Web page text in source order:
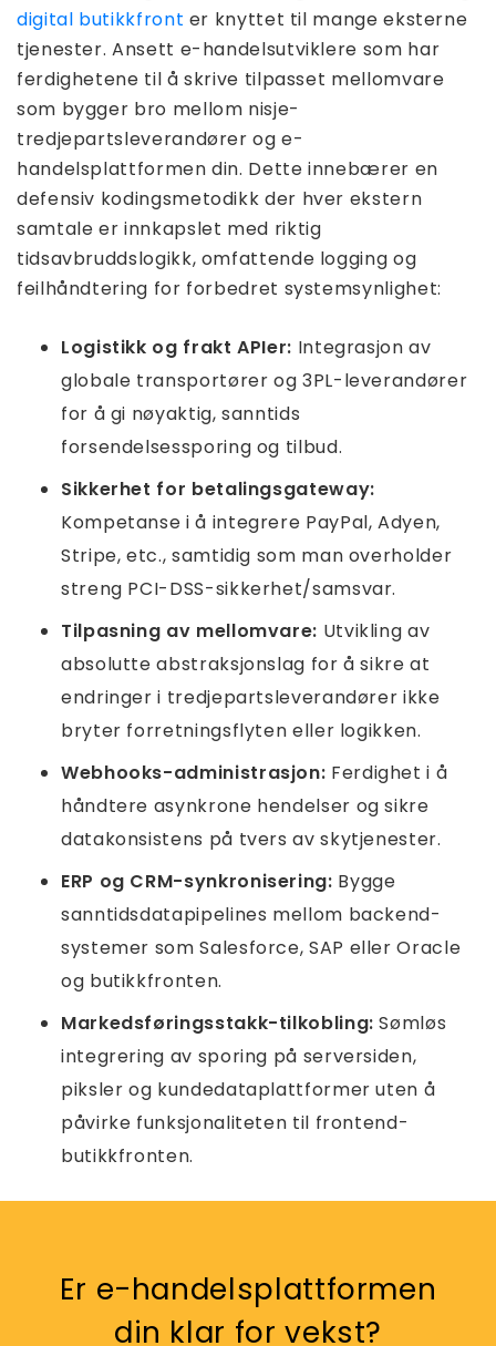
digital butikkfront er knyttet til mange eksterne
tjenester. Ansett e-handelsutviklere som har
ferdighetene til å skrive tilpasset mellomvare
som bygger bro mellom nisje-
tredjepartsleverandører og e-
handelsplattformen din. Dette innebærer en
defensiv kodingsmetodikk der hver ekstern
samtale er innkapslet med riktig
tidsavbruddslogikk, omfattende logging og
feilhåndtering for forbedret systemsynlighet:
Logistikk og frakt APIer: Integrasjon av
globale transportører og 3PL-leverandører
for å gi nøyaktig, sanntids
forsendelsessporing og tilbud.
Sikkerhet for betalingsgateway:
Kompetanse i å integrere PayPal, Adyen,
Stripe, etc., samtidig som man overholder
streng PCI-DSS-sikkerhet/samsvar.
Tilpasning av mellomvare: Utvikling av
absolutte abstraksjonslag for å sikre at
endringer i tredjepartsleverandører ikke
bryter forretningsflyten eller logikken.
Webhooks-administrasjon: Ferdighet i å
håndtere asynkrone hendelser og sikre
datakonsistens på tvers av skytjenester.
ERP og CRM-synkronisering: Bygge
sanntidsdatapipelines mellom backend-
systemer som Salesforce, SAP eller Oracle
og butikkfronten.
Markedsføringsstakk-tilkobling:Sømløs
integrering av sporing på serversiden,
piksler og kundedataplattformer uten å
påvirke funksjonaliteten til frontend-
butikkfronten.
Er e-handelsplattformen
din klar for vekst?